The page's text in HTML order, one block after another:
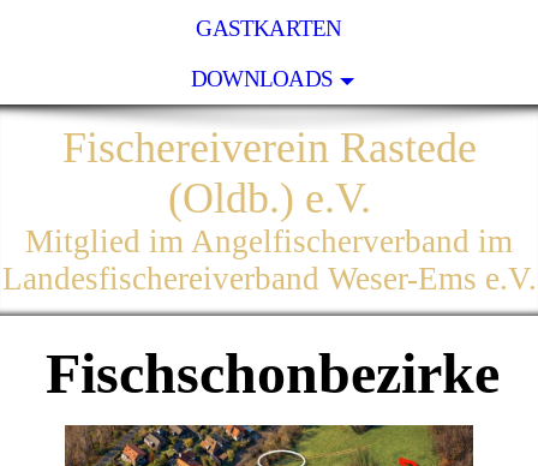
GASTKARTEN
DOWNLOADS
Fischereiverein Rastede
(Oldb.) e.V.
Mitglied im Angelfischerverband im
Landesfischereiverband Weser-Ems e.V.
Fischschonbezirke